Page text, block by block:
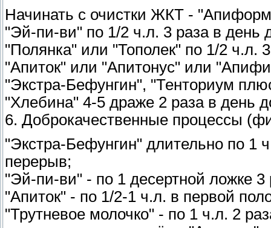
Начинать с очистки ЖКТ -
"Эй-пи-ви" по 1/2 ч.л. 3 раза в день
"Полянка" или "Тополек" по 1/2 ч.л.
"Апиток" или "Апитонус" или
"Экстра-Бефунгин", "Тенториум
"Хлебина" 4-5 драже 2 раза в день
6. Доброкачественные процессы
"Экстра-Бефунгин" длительно по 1
перерыв;
"Эй-пи-ви" - по 1 десертной ложке 3
"Апиток" - по 1/2-1 ч.л. в первой
"Трутневое молочко" - по 1 ч.л. 2